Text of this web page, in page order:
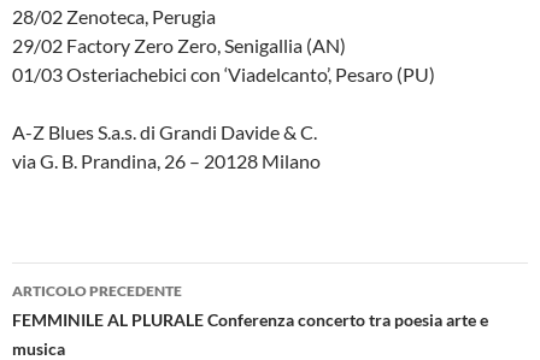
28/02 Zenoteca, Perugia
29/02 Factory Zero Zero, Senigallia (AN)
01/03 Osteriachebici con ‘Viadelcanto’, Pesaro (PU)
A-Z Blues S.a.s. di Grandi Davide & C.
via G. B. Prandina, 26 – 20128 Milano
Navigazione
articolo
ARTICOLO PRECEDENTE
FEMMINILE AL PLURALE Conferenza concerto tra poesia arte e
musica